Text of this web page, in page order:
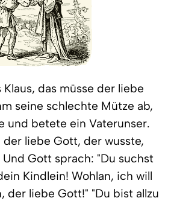
das müsse der liebe
seine schlechte Mütze ab,
und betete ein Vaterunser.
der liebe Gott, der wusste,
Und Gott sprach: "Du suchst
Kindlein! Wohlan, ich will
der liebe Gott!" "Du bist allzu